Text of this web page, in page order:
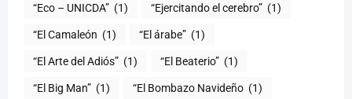
“Eco – UNICDA” (1) “Ejercitando el cerebro” (1)
“El Camaleón (1) “El árabe” (1)
“El Arte del Adiós” (1) “El Beaterio” (1)
“El Big Man” (1) “El Bombazo Navideño (1)